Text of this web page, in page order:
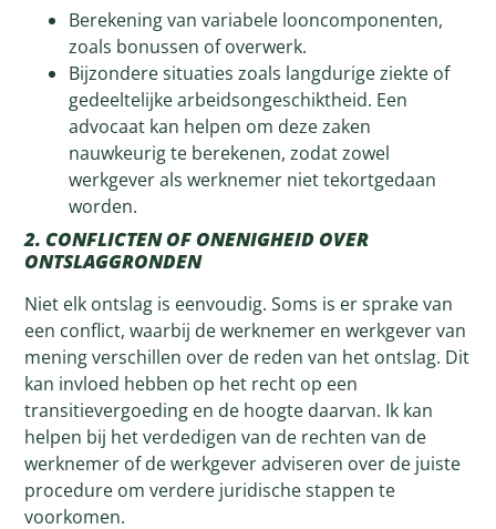
Berekening van variabele looncomponenten,
zoals bonussen of overwerk.
Bijzondere situaties zoals langdurige ziekte of
gedeeltelijke arbeidsongeschiktheid. Een
advocaat kan helpen om deze zaken
nauwkeurig te berekenen, zodat zowel
werkgever als werknemer niet tekortgedaan
worden.
2. CONFLICTEN OF ONENIGHEID OVER
ONTSLAGGRONDEN
Niet elk ontslag is eenvoudig. Soms is er sprake van
een conflict, waarbij de werknemer en werkgever van
mening verschillen over de reden van het ontslag. Dit
kan invloed hebben op het recht op een
transitievergoeding en de hoogte daarvan. Ik kan
helpen bij het verdedigen van de rechten van de
werknemer of de werkgever adviseren over de juiste
procedure om verdere juridische stappen te
voorkomen.